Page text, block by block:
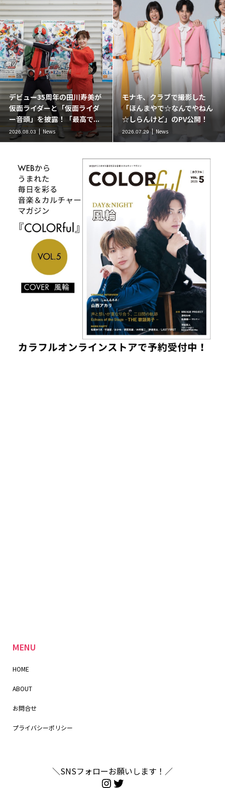
デビュー35周年の田川寿美が
仮面ライダーと「仮面ライダ
ー音頭」を披露！「最高で...
2026.08.03 News
モナキ、クラブで撮影した
「ほんまやで☆なんでやねん
☆しらんけど」のPV公開！
2026.07.29 News
MENU
HOME
ABOUT
お問合せ
プライバシーポリシー
＼SNSフォローお願いします！／